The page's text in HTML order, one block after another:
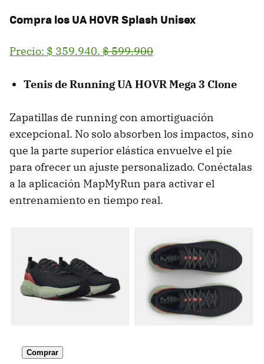
Compra los UA HOVR Splash Unisex
Precio: $ 359.940. $ 599.900
Tenis de Running UA HOVR Mega 3 Clone
Zapatillas de running con amortiguación
excepcional. No solo absorben los impactos, sino
que la parte superior elástica envuelve el pie
para ofrecer un ajuste personalizado. Conéctalas
a la aplicación MapMyRun para activar el
entrenamiento en tiempo real.
Comprar